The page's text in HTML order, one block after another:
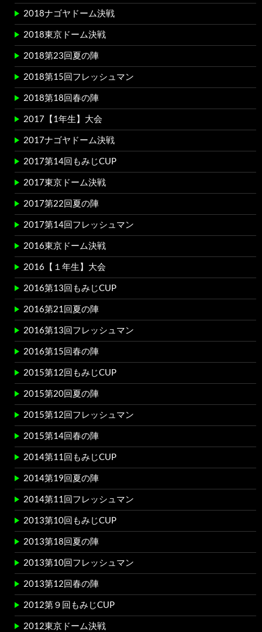
2018ナゴヤドーム決戦
2018東京ドーム決戦
2018第23回夏の陣
2018第15回フレッシュマン
2018第18回春の陣
2017【1年生】大会
2017ナゴヤドーム決戦
2017第14回もみじCUP
2017東京ドーム決戦
2017第22回夏の陣
2017第14回フレッシュマン
2016東京ドーム決戦
2016【１年生】大会
2016第13回もみじCUP
2016第21回夏の陣
2016第13回フレッシュマン
2016第15回春の陣
2015第12回もみじCUP
2015第20回夏の陣
2015第12回フレッシュマン
2015第14回春の陣
2014第11回もみじCUP
2014第19回夏の陣
2014第11回フレッシュマン
2013第10回もみじCUP
2013第18回夏の陣
2013第10回フレッシュマン
2013第12回春の陣
2012第９回もみじCUP
2012東京ドーム決戦